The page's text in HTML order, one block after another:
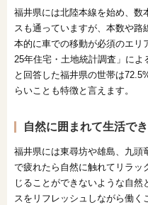
福井県には北陸本線を始め、数
スも通っていますが、本数や
本的に車での移動が必須のエリ
25年住宅・土地統計調査」によ
と回答した福井県の世帯は
らいことも特徴と言えます。
自然に囲まれて生活で
福井県には東尋坊や雄島、九頭
で疲れたら自然に触れてリラッ
じることができないような自
スをリフレッシュしながら働く